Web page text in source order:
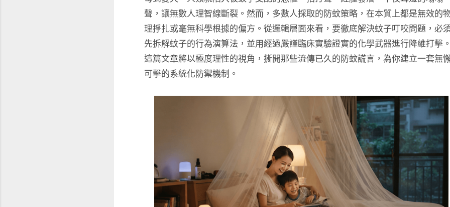
聲，讓無數人理智線斷裂。然而，多數人採取的防蚊策略，在本質上都是無效的
理掙扎或毫無科學根據的偏方。從邏輯層面來看，要徹底解決蚊子叮咬問題，必
先拆解蚊子的行為演算法，並用經過嚴謹臨床實驗證實的化學武器進行降維打擊。
這篇文章將以極度理性的視角，撕開那些流傳已久的防蚊謊言，為你建立一套無
可擊的系統化防禦機制。